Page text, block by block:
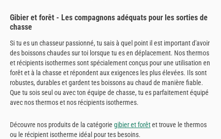
Gibier et forêt - Les compagnons adéquats pour les sorties de
chasse
Si tu es un chasseur passionné, tu sais à quel point il est important d'avoir
des boissons chaudes sur toi lorsque tu es en déplacement. Nos thermos
et récipients isothermes sont spécialement conçus pour une utilisation en
forêt et à la chasse et répondent aux exigences les plus élevées. Ils sont
robustes, durables et gardent tes boissons au chaud de manière fiable.
Que tu sois seul ou avec ton équipe de chasse, tu es parfaitement équipé
avec nos thermos et nos récipients isothermes.
Découvre nos produits de la catégorie gibier et forêtet trouve le thermos
ou le récipient isotherme idéal pour tes besoins.